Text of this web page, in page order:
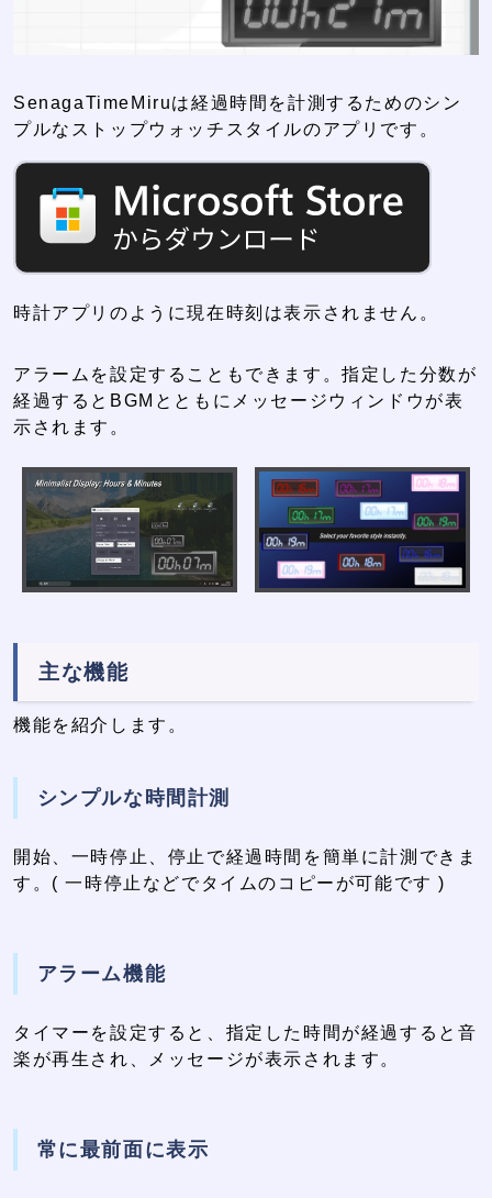
SenagaTimeMiruは経過時間を計測するためのシン
プルなストップウォッチスタイルのアプリです。
時計アプリのように現在時刻は表示されません。
アラームを設定することもできます。指定した分数が
経過するとBGMとともにメッセージウィンドウが表
示されます。
主な機能
機能を紹介します。
シンプルな時間計測
開始、一時停止、停止で経過時間を簡単に計測できま
す。( 一時停止などでタイムのコピーが可能です )
アラーム機能
タイマーを設定すると、指定した時間が経過すると音
楽が再生され、メッセージが表示されます。
常に最前面に表示